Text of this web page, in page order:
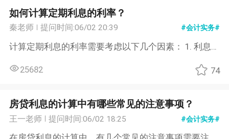
下担任办税人员，可能存在个人税务代理行为，
请提醒其本人按照涉税专业服务规定进行信息采
集。
如何计算定期利息的利率？
秦老师 提问时间:06/02 20:39 #会计实务#
25682 74
房贷利息的计算中有哪些常见的注意事项？
王一老师 提问时间:06/02 18:25 #会计实务#